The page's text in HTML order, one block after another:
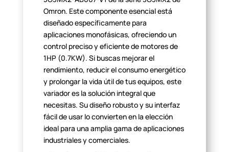
Omron. Este componente esencial está
diseñado específicamentepara
aplicaciones monofásicas, ofreciendo un
control preciso y eficiente demotores de
1HP (0.7KW). Si buscas mejorar el
rendimiento, reducir el consumoenergético
y prolongar la vida útil de tus equipos, este
variador es la solución integral que
necesitas. Su diseño robusto y su interfaz
fácil deusar lo convierten en la elección
ideal para una amplia gama de aplicaciones
industriales y comerciales.